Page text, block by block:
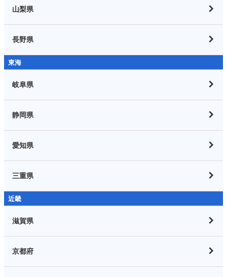
山梨県
長野県
東海
岐阜県
静岡県
愛知県
三重県
近畿
滋賀県
京都府